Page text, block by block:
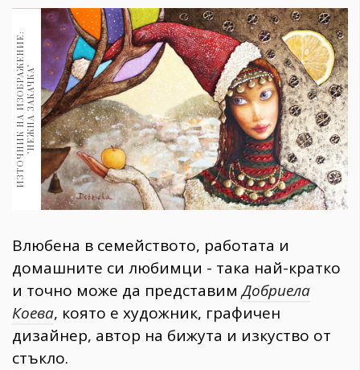
Книги 1188
30+ 1970
Гурме 1709
Пътувай
237
Здраве 389
Gentlemen
382
Wellness
1816
И
З
Т
О
Ч
Н
И
К
Н
А
И
З
О
Б
Р
А
Ж
Е
Н
И
Е
:
"
Н
Е
Ж
Н
А
З
А
К
А
Ч
К
А"
Влюбена в семейството, работата и
домашните си любимци - така най-кратко
и точно може да представимДобриела
Коева, която е художник, графичен
дизайнер, автор на бижута и изкуство от
стъкло.